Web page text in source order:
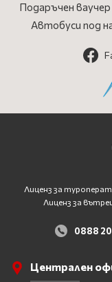
Подаръчен ваучер
Автобуси под
Лиценз за
Лиценз за
0888
Централен